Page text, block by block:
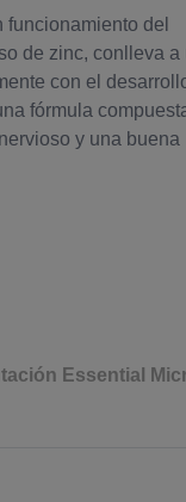
del
de zinc, conlleva a
con el
fórmula
y una buena
Essential